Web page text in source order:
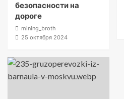
безопасности на
дороге
mining_broth
25 октября 2024